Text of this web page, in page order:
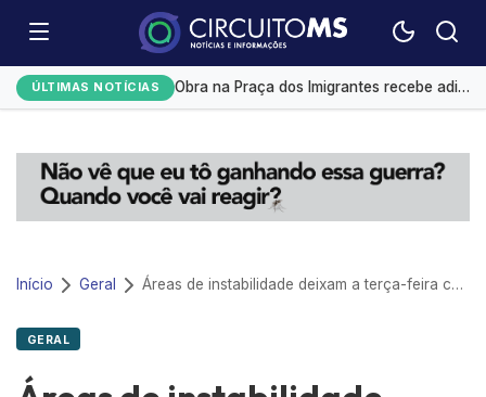
ÚLTIMAS NOTÍCIAS
Eduardo Riedel registra candidatura à reeleição ao Governo de Mato Grosso do Sul
Obra na Praça dos Imigrantes recebe aditivo de R$ 137 mil e contrato chega a R$ 737 mil
Prefeitura envia à Câmara projeto para parcelar dívida de R$ 2,385 bilhões com o IMPCG
Início Geral Áreas de instabilidade deixam a terça-feira chuvosa em MS
GERAL